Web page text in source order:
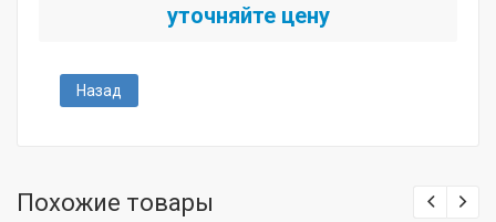
уточняйте цену
Назад
Похожие товары